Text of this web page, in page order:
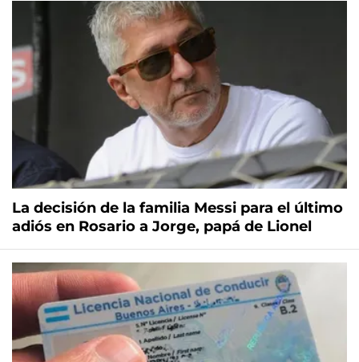
La decisión de la familia Messi para el último
adiós en Rosario a Jorge, papá de Lionel